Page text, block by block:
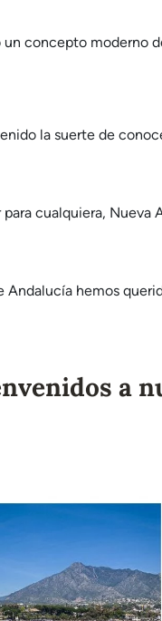
concepto moderno
la suerte de
cualquiera, Nueva
hemos
a